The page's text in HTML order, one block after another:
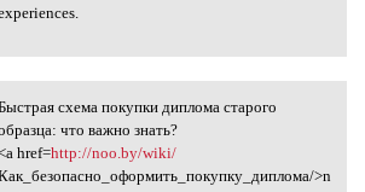
схема покупки диплома
схема покупки диплома старого
что важно знать?
href=http://noo.by/wiki/
>n